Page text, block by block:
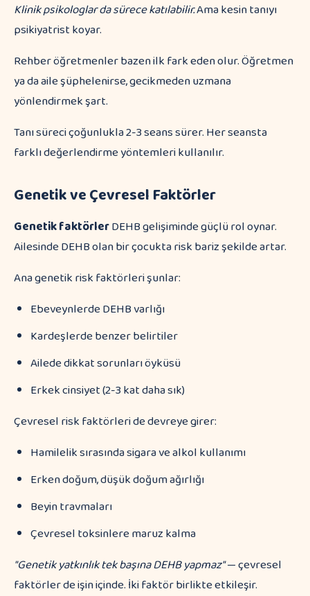
Klinik psikologlar da sürece katılabilir.Ama kesin tanıyı
psikiyatrist koyar.
Rehber öğretmenler bazen ilk fark eden olur. Öğretmen
ya da aile şüphelenirse, gecikmeden uzmana
yönlendirmek şart.
Tanı süreci çoğunlukla 2-3 seans sürer. Her seansta
farklı değerlendirme yöntemleri kullanılır.
Genetik ve Çevresel Faktörler
Genetik faktörlerDEHB gelişiminde güçlü rol oynar.
Ailesinde DEHB olan bir çocukta risk bariz şekilde artar.
Ana genetik risk faktörleri şunlar:
Ebeveynlerde DEHB varlığı
Kardeşlerde benzer belirtiler
Ailede dikkat sorunları öyküsü
Erkek cinsiyet (2-3 kat daha sık)
Çevresel risk faktörleri de devreye girer:
Hamilelik sırasında sigara ve alkol kullanımı
Erken doğum, düşük doğum ağırlığı
Beyin travmaları
Çevresel toksinlere maruz kalma
"Genetik yatkınlık tek başına DEHB yapmaz"— çevresel
faktörler de işin içinde. İki faktör birlikte etkileşir.